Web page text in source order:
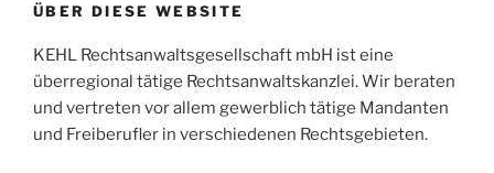
Bewertungen auf
ProvenExpert.com
Bewertungen von
2
anderen Quellen
Blick aufs ProvenExpert-Profil werfen
ÜBER DIESE WEBSITE
KEHL Rechtsanwaltsgesellschaft mbH ist eine
überregional tätige Rechtsanwaltskanzlei. Wir beraten
und vertreten vor allem gewerblich tätige Mandanten
und Freiberufler in verschiedenen Rechtsgebieten.